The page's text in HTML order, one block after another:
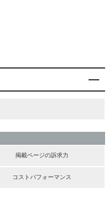
掲載ページの訴求力
コストパフォーマンス